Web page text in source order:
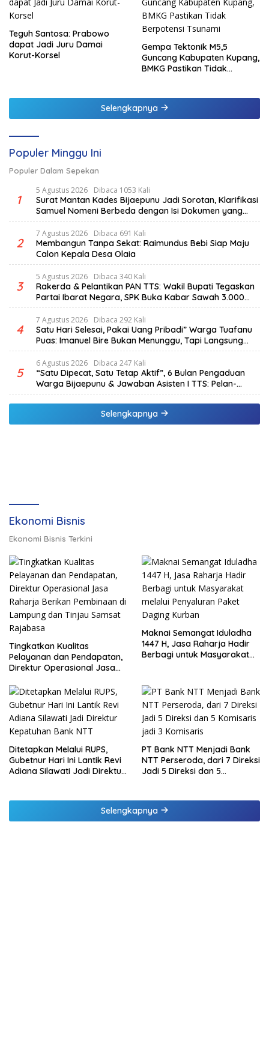
Teguh Santosa: Prabowo
dapat Jadi Juru Damai
Korut-Korsel
Gempa Tektonik M5,5
Guncang Kabupaten Kupang,
BMKG Pastikan Tidak
Selengkapnya
Populer Minggu Ini
Populer Dalam Sepekan
1
5 Agustus 2026 Dibaca 1053 Kali
Surat Mantan Kades Bijaepunu Jadi Sorotan, Klarifikasi
Samuel Nomeni Berbeda dengan Isi Dokumen yang
Beredar
2
7 Agustus 2026 Dibaca 691 Kali
Membangun Tanpa Sekat: Raimundus Bebi Siap Maju
Calon Kepala Desa Olaia
3
5 Agustus 2026 Dibaca 340 Kali
Rakerda & Pelantikan PAN TTS: Wakil Bupati Tegaskan
Partai Ibarat Negara, SPK Buka Kabar Sawah 3.000
Hektar & Larangan Politik Uang
4
7 Agustus 2026 Dibaca 292 Kali
Satu Hari Selesai, Pakai Uang Pribadi” Warga Tuafanu
Puas: Imanuel Bire Bukan Menunggu, Tapi Langsung
Bekerja
5
6 Agustus 2026 Dibaca 247 Kali
“Satu Dipecat, Satu Tetap Aktif”, 6 Bulan Pengaduan
Warga Bijaepunu & Jawaban Asisten I TTS: Pelan-
pelan, Tapi Pasti.
Selengkapnya
Ekonomi Bisnis
Ekonomi Bisnis Terkini
Tingkatkan Kualitas
Pelayanan dan Pendapatan,
Direktur Operasional Jasa
di Lampung dan Tinjau
Samsat Rajabasa
Maknai Semangat Iduladha
1447 H, Jasa Raharja Hadir
Berbagi untuk Masyarakat
Ditetapkan Melalui RUPS,
Gubetnur Hari Ini Lantik Revi
Adiana Silawati Jadi Direktur
PT Bank NTT Menjadi Bank
NTT Perseroda, dari 7 Direksi
Jadi 5 Direksi dan 5
Selengkapnya